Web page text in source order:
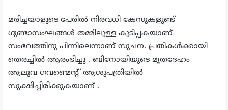
മരിച്ചയാളുടെ പേരില്‍ നിരവധി കേസുകളുണ്ട്
ഗുണ്ടാസംഘങ്ങള്‍ തമ്മിലുള്ള കുടിപ്പകയാണ്
സംഭവത്തിനു പിന്നിലെന്നാണ് സൂചന. പ്രതികള്‍ക്കായി
തെരച്ചില്‍ ആരംഭിച്ചു . ബിനോയിയുടെ മൃതദേഹം
ആലുവ ഗവണ്മെന്റ് ആശുപത്രിയില്‍
സൂക്ഷിച്ചിരിക്കുകയാണ് .